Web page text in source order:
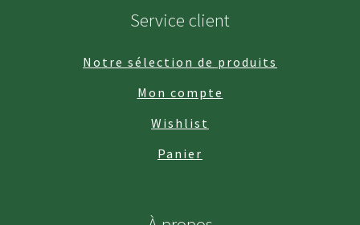
Service client
Notre sélection de produits
Mon compte
Wishlist
Panier